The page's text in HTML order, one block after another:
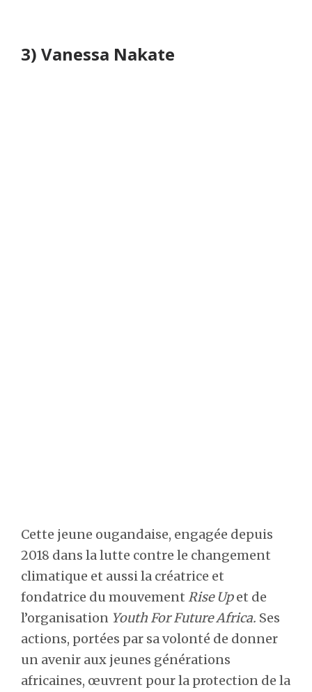
3) Vanessa Nakate
Cette jeune ougandaise, engagée depuis
2018 dans la lutte contre le changement
climatique et aussi la créatrice et
fondatrice du mouvement Rise Upet de
l’organisation Youth For Future Africa. Ses
actions, portées par sa volonté de donner
un avenir aux jeunes générations
africaines, œuvrent pour la protection de la